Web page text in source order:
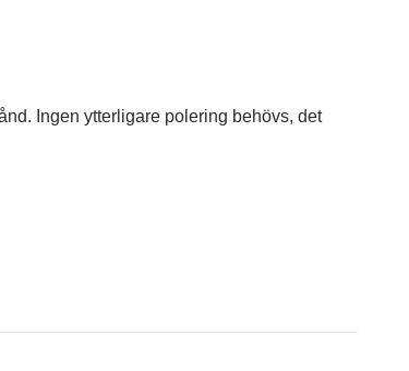
Ingen ytterligare polering behövs, det